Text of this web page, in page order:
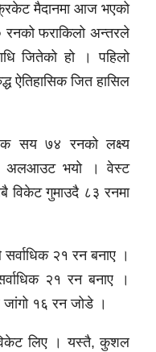
मैदानमा आज भएको
फराकिलो अन्तरले
जितेको हो । पहिलो
ऐतिहासिक जित हासिल
सय ७४ रनको लक्ष्य
अलआउट भयो । वेस्ट
गुमाउदै ८३ रनमा
२१ रन बनाए ।
२१ रन बनाए ।
१६ रन जोडे ।
लिए । यस्तै, कुशल